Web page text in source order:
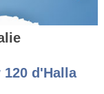
d'Halla